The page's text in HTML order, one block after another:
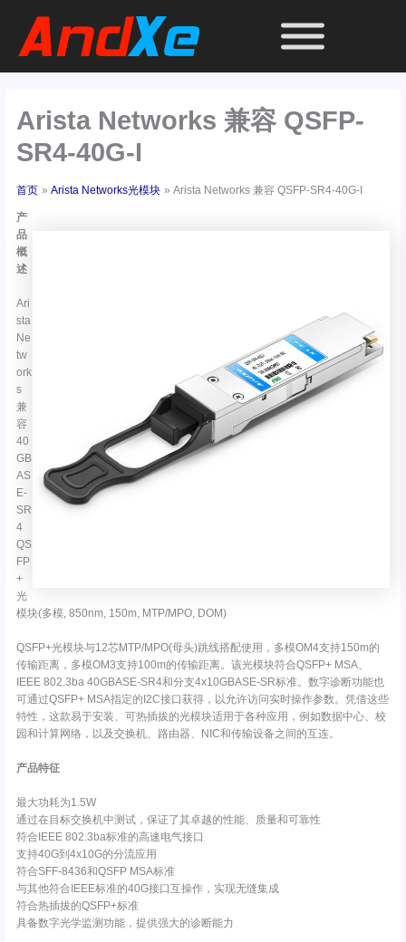
Arista Networks 兼容 QSFP-
SR4-40G-I
首页 Arista Networks光模块 Arista Networks 兼容 QSFP-SR4-40G-I
产
品
概
述
Ari
sta
Ne
tw
ork
s
兼
容
40
GB
AS
E-
SR
4
QS
FP
+
光
模块(多模, 850nm, 150m, MTP/MPO, DOM)
QSFP+光模块与12芯MTP/MPO(母头)跳线搭配使用，多模OM4支持150m的
传输距离，多模OM3支持100m的传输距离。该光模块符合QSFP+ MSA、
IEEE 802.3ba 40GBASE-SR4和分支4x10GBASE-SR标准。数字诊断功能也
可通过QSFP+ MSA指定的I2C接口获得，以允许访问实时操作参数。凭借这些
特性，这款易于安装、可热插拔的光模块适用于各种应用，例如数据中心、校
园和计算网络，以及交换机、路由器、NIC和传输设备之间的互连。
产品特征
最大功耗为1.5W
通过在目标交换机中测试，保证了其卓越的性能、质量和可靠性
符合IEEE 802.3ba标准的高速电气接口
支持40G到4x10G的分流应用
符合SFF-8436和QSFP MSA标准
与其他符合IEEE标准的40G接口互操作，实现无缝集成
符合热插拔的QSFP+标准
具备数字光学监测功能，提供强大的诊断能力